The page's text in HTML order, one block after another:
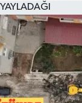
YAYLADAĞI